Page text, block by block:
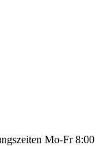
Mo-Fr 8:00